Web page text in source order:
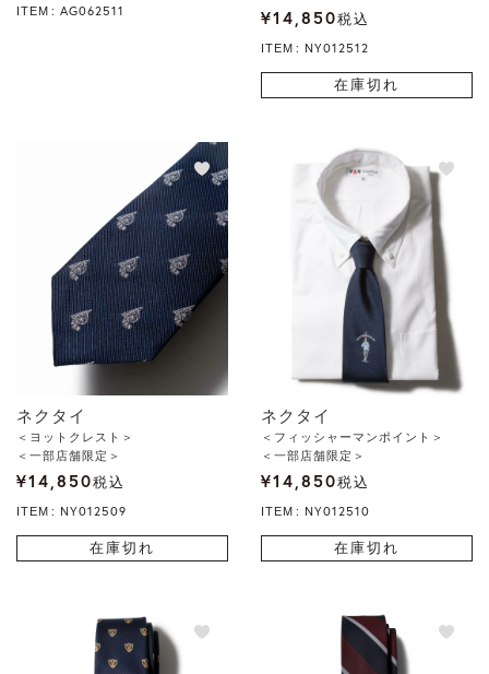
ITEM AG062511 ¥14,850税込
ITEM NY012512
在庫切れ
ネクタイ
＜ヨットクレスト＞
＜一部店舗限定＞
¥14,850税込
ITEM NY012509
在庫切れ
ネクタイ
＜フィッシャーマンポイント＞
＜一部店舗限定＞
¥14,850税込
ITEM NY012510
在庫切れ